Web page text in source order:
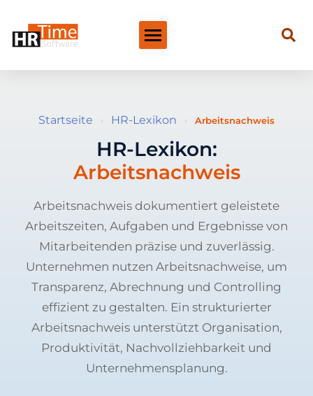
Startseite › HR-Lexikon › Arbeitsnachweis
HR-Lexikon:
Arbeitsnachweis
Arbeitsnachweis dokumentiert geleistete
Arbeitszeiten, Aufgaben und Ergebnisse von
Mitarbeitenden präzise und zuverlässig.
Unternehmen nutzen Arbeitsnachweise, um
Transparenz, Abrechnung und Controlling
effizient zu gestalten. Ein strukturierter
Arbeitsnachweis unterstützt Organisation,
Produktivität, Nachvollziehbarkeit und
Unternehmensplanung.